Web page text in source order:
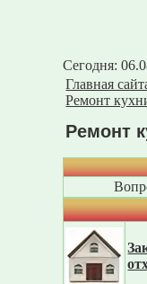
Сегодня:
Главная
Ремонт
Ремонт